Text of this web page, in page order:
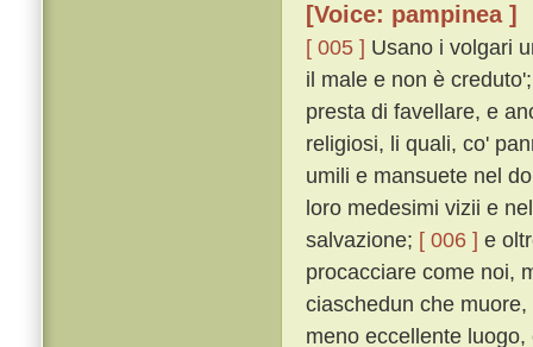
[Voice: pampinea ]
[ 005 ] Usano i volgari
il male e non è
presta di favellare, e
religiosi, li quali, co'
umili e mansuete nel
loro medesimi vizii e
salvazione; [ 006 ] e
procacciare come noi,
ciaschedun che
meno eccellente